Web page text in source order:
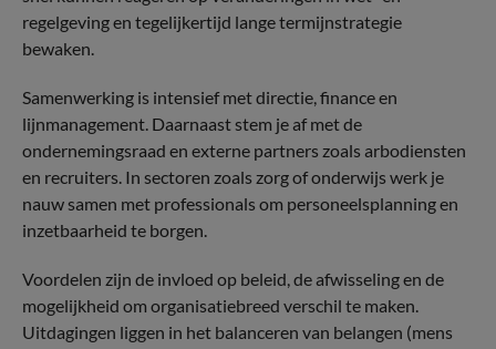
regelgeving en tegelijkertijd lange termijnstrategie
bewaken.
Samenwerking is intensief met directie, finance en
lijnmanagement. Daarnaast stem je af met de
ondernemingsraad en externe partners zoals arbodiensten
en recruiters. In sectoren zoals zorg of onderwijs werk je
nauw samen met professionals om personeelsplanning en
inzetbaarheid te borgen.
Voordelen zijn de invloed op beleid, de afwisseling en de
mogelijkheid om organisatiebreed verschil te maken.
Uitdagingen liggen in het balanceren van belangen (mens